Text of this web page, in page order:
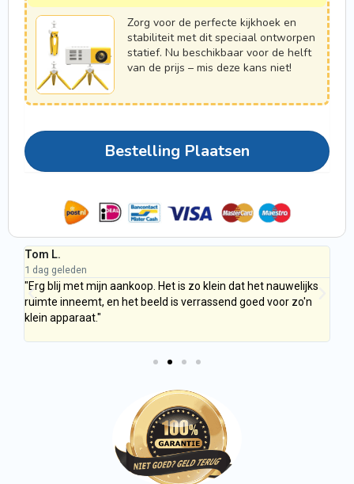
Zorg voor de perfecte kijkhoek en
stabiliteit met dit speciaal ontworpen
statief. Nu beschikbaar voor de helft
van de prijs – mis deze kans niet!
Bestelling Plaatsen
Tom L.
1 dag geleden
"Erg blij met mijn aankoop. Het is zo klein dat het nauwelijks
ruimte inneemt, en het beeld is verrassend goed voor zo'n
klein apparaat."